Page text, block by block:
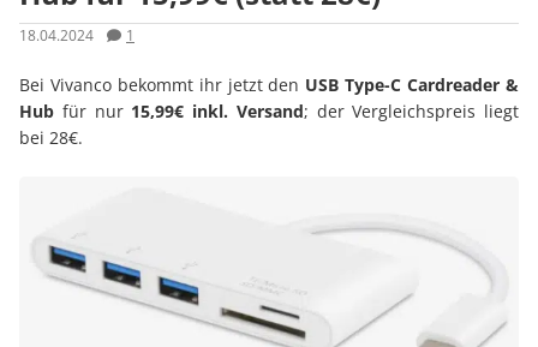
18.04.2024 1
Bei Vivanco bekommt ihr jetzt den USB Type-C Cardreader &
Hub für nur 15,99€ inkl. Versand; der Vergleichspreis liegt
bei 28€.